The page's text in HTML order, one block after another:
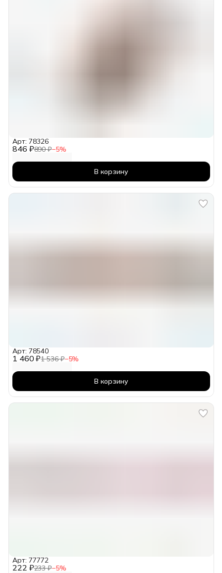
846 ₽890 ₽−5%
Арт: 78326
В корзину
1 460 ₽1 536 ₽−5%
Арт: 78540
В корзину
222 ₽233 ₽−5%
Арт: 77772